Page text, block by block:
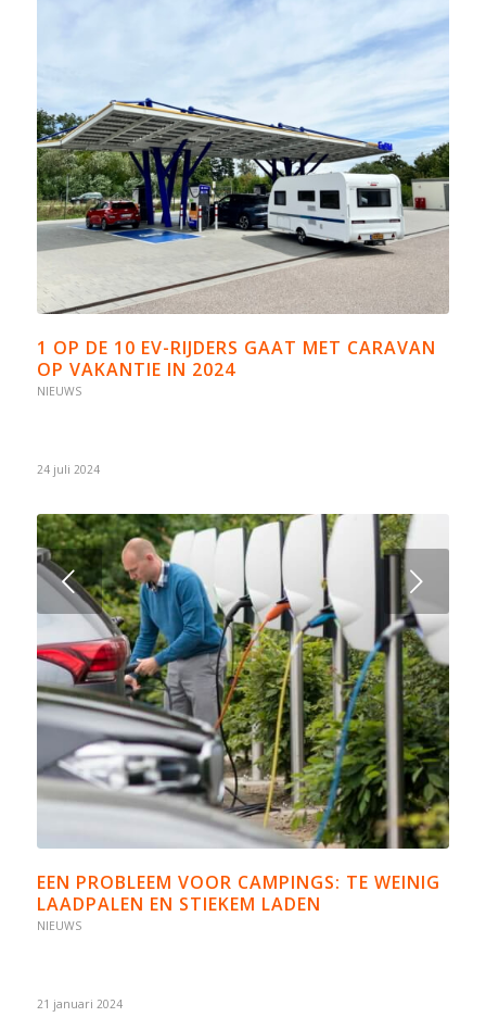
1 OP DE 10 EV-RIJDERS GAAT MET CARAVAN
OP VAKANTIE IN 2024
NIEUWS
24 juli 2024
EEN PROBLEEM VOOR CAMPINGS: TE WEINIG
LAADPALEN EN STIEKEM LADEN
NIEUWS
21 januari 2024
Volgende